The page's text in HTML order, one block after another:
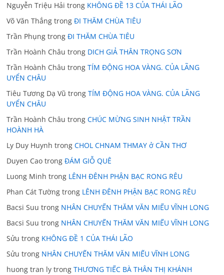
Nguyễn Triệu Hải trong KHÔNG ĐỀ 13 CỦA THÁI LÃO
Võ Văn Thắng trongĐI THĂM CHÙA TIÊU
Trần Phụng trongĐI THĂM CHÙA TIÊU
Trần Hoành Châu trong DICH GIẢ THÂN TRỌNG SƠN
Trần Hoành Châu trongTÍM ĐỘNG HOA VÀNG. CỦA LÃNG
UYỂN CHÂU
Tiêu Tương Dạ Vũ trongTÍM ĐỘNG HOA VÀNG. CỦA LÃNG
UYỂN CHÂU
Trần Hoành Châu trongCHÚC MỪNG SINH NHẬT TRẦN
HOÀNH HÀ
Ly Duy Huynh trongCHOL CHNAM THMAY ở CẦN THƠ
Duyen Cao trongĐÁM GIỖ QUÊ
Luong Minh trong LÊNH ĐÊNH PHẬN BẠC RONG RÊU
Phan Cát Tường trong LÊNH ĐÊNH PHẬN BẠC RONG RÊU
Bacsi Suu trong NHÂN CHUYẾN THĂM VĂN MIẾU VĨNH LONG
Bacsi Suu trong NHÂN CHUYẾN THĂM VĂN MIẾU VĨNH LONG
Sửu trong KHÔNG ĐỀ 1 CỦA THÁI LÃO
Sửu trong NHÂN CHUYẾN THĂM VĂN MIẾU VĨNH LONG
huong tran ly trongTHƯƠNG TIẾC BÀ THÂN THỊ KHÁNH